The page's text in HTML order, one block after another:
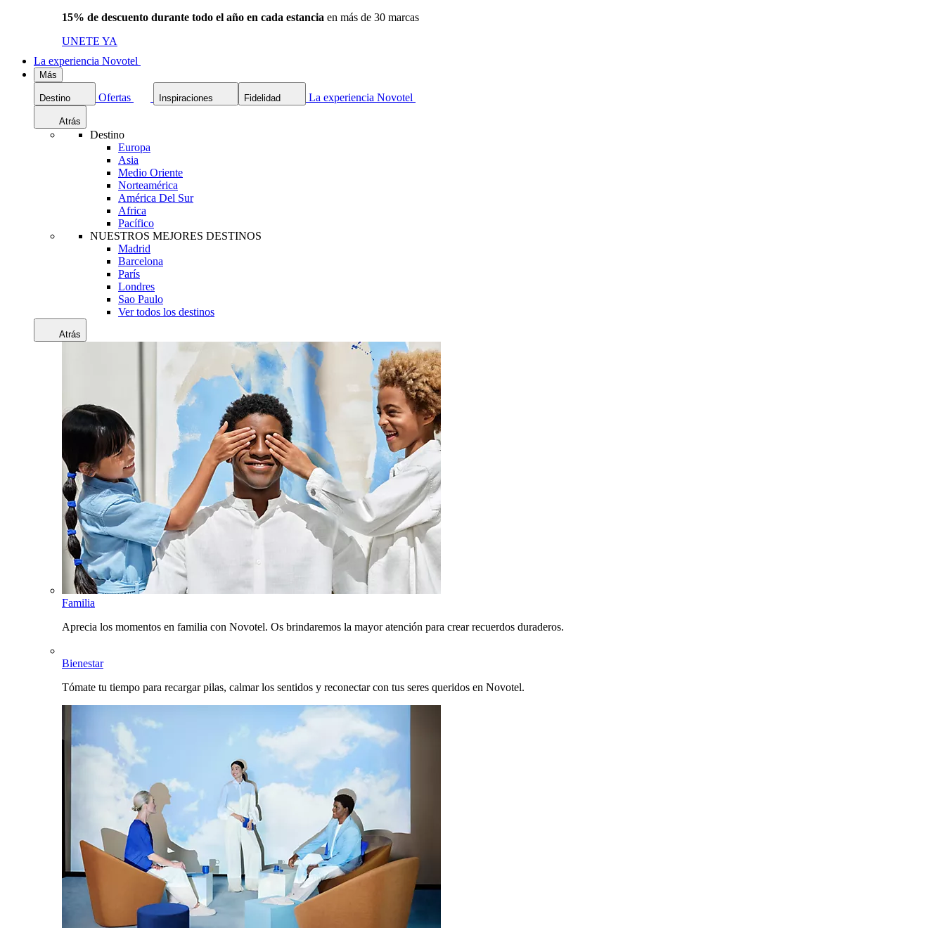
15% de descuento durante todo el año en cada estancia en más de 30 marcas
UNETE YA
La experiencia Novotel
Más
Destino Ofertas Inspiraciones Fidelidad La experiencia Novotel
Atrás
Destino
Europa
Asia
Medio Oriente
Norteamérica
América Del Sur
Africa
Pacífico
NUESTROS MEJORES DESTINOS
Madrid
Barcelona
París
Londres
Sao Paulo
Ver todos los destinos
Atrás
Familia
Aprecia los momentos en familia con Novotel. Os brindaremos la mayor atención para crear recuerdos duraderos.
Bienestar
Tómate tu tiempo para recargar pilas, calmar los sentidos y reconectar con tus seres queridos en Novotel.